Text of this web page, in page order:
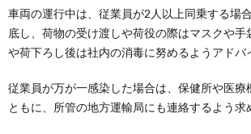
車両の運行中は、従業員が2人以上同乗する場
底し、荷物の受け渡しや荷役の際はマスクや
や荷下ろし後は社内の消毒に努めるようアドバ
従業員が万が一感染した場合は、保健所や医療
ともに、所管の地方運輸局にも連絡するよう求